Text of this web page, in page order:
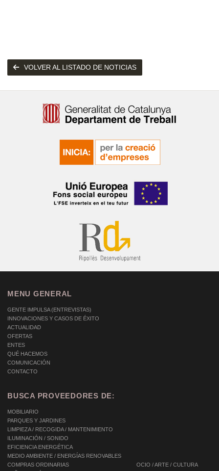
VOLVER AL LISTADO DE NOTICIAS
MENU GENERAL
GENTE IMPULSA (ENTREVISTAS)
INNOVACIONES Y CASOS DE ÉXITO
ACTUALIDAD
OFERTAS
ENTES
QUÉ HACEMOS
COMUNICACIÓN
CONTACTO
BUSCA PROVEEDORES DE:
MOBILIARIO
PARQUES Y JARDINES
LIMPIEZA / RECOGIDA / MANTENIMIENTO
ILUMINACIÓN / SONIDO
EFICIENCIA ENERGÉTICA
MEDIO AMBIENTE / ENERGÍAS RENOVABLES
COMPRAS ORDINARIAS
OCIO / ARTE / CULTURA